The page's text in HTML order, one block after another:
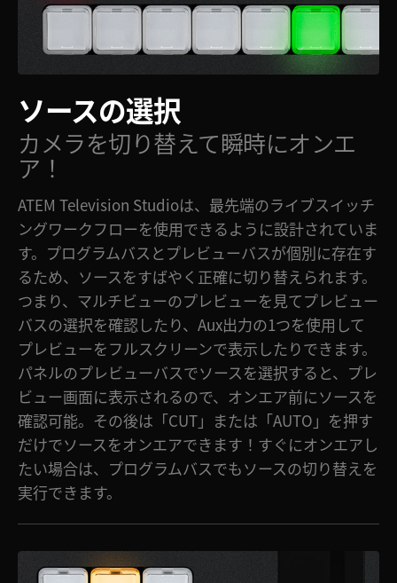
ソースの選択
カメラを切り替えて瞬時にオンエ
ア！
ATEM Television Studioは、最先端のライブスイッチ
ングワークフローを使用できるように設計されていま
す。プログラムバスとプレビューバスが個別に存在す
るため、ソースをすばやく正確に切り替えられます。
つまり、マルチビューのプレビューを見てプレビュー
バスの選択を確認したり、Aux出力の1つを使用して
プレビューをフルスクリーンで表示したりできます。
パネルのプレビューバスでソースを選択すると、プレ
ビュー画面に表示されるので、オンエア前にソースを
確認可能。その後は「CUT」または「AUTO」を押す
だけでソースをオンエアできます！すぐにオンエアし
たい場合は、プログラムバスでもソースの切り替えを
実行できます。